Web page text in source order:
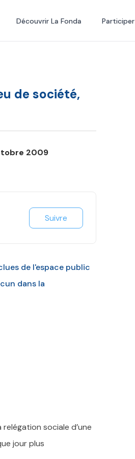
Découvrir La Fonda Participer
de société,
2009
Suivre
de l'espace public
dans la
sociale d’une
jour plus